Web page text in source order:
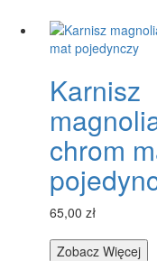
Karnisz
chrom
65,00 zł
Zobacz Więcej